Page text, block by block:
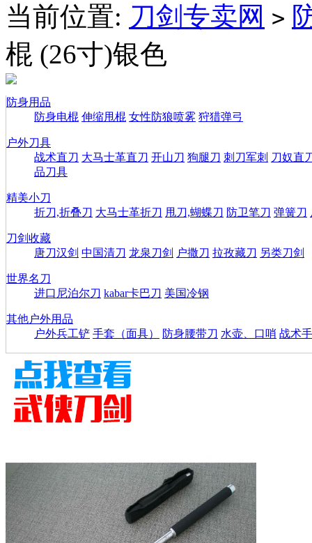
当前位置: 刀剑专卖网 >
棍 (26寸)银色
防身用品
防身电棍 伸缩甩棍 女性防狼喷雾 狩猎弹弓
户外刀具
战术直刀 大马士革直刀 开山刀 狗腿刀 刺刀军刺 刀奴直
品刀具
精美小刀
折刀,折叠刀 大马士革折刀 甩刀,蝴蝶刀 防卫笔刀 弹簧刀
刀剑收藏
唐刀汉剑 中国清刀 龙泉刀剑 户撒刀 拉孜藏刀 另类刀剑
世界名刀
进口尼泊尔刀 kabar卡巴刀 美国冷钢
其他户外用品
户外兵工铲 手套（面具） 防身腰带刀 水壶、口哨 战术